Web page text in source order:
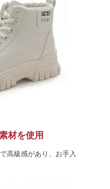
材を使用
高級感があり、お手入